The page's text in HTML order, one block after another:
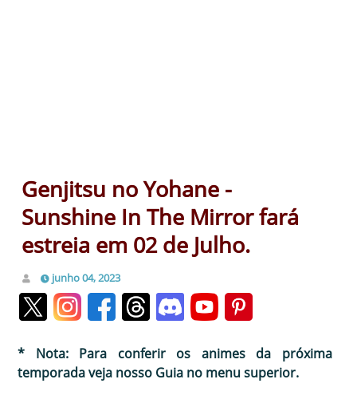
Genjitsu no Yohane -
Sunshine In The Mirror fará
estreia em 02 de Julho.
junho 04, 2023
* Nota: Para conferir os animes da próxima
temporada veja nosso Guia no menu superior.